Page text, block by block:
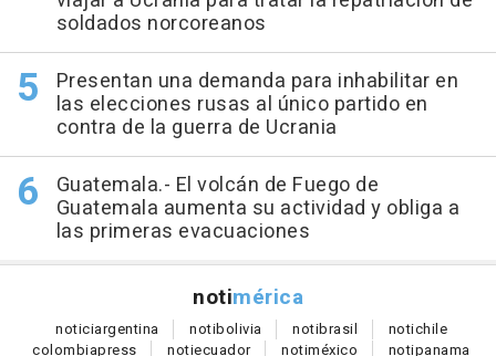
soldados norcoreanos
Presentan una demanda para inhabilitar en
las elecciones rusas al único partido en
contra de la guerra de Ucrania
Guatemala.- El volcán de Fuego de
Guatemala aumenta su actividad y obliga a
las primeras evacuaciones
notimérica
noticiargentina notibolivia notibrasil notichile
colombiapress notiecuador notiméxico notipanama